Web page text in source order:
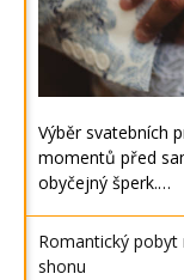
Výběr svatebních
momentů před
obyčejný šperk.…
Romantický
shonu